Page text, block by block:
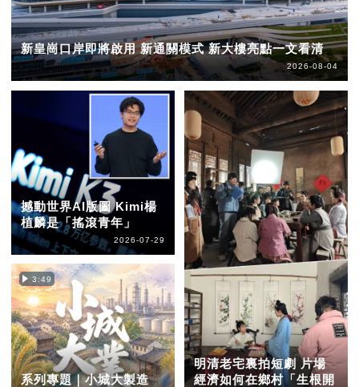
新皇崗口岸即將啟用 新通關模式 新大樓亮點一文看清
2026-08-04
撼動世界AI版圖 Kimi楊
植麟是「搖滾青年」
2026-07-29
3:49
系列專題｜小城大製造
明清老宅裏拍短劇 片場
經濟如何在鄉村「生根開